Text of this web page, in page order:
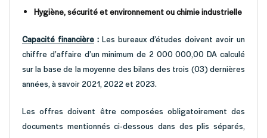
Hygiène, sécurité et environnement ou chimie industrielle
Capacité financière: Les bureaux d’études doivent avoir un
chiffre d’affaire d’un minimum de 2 000 000,00 DA calculé
sur la base de la moyenne des bilans des trois (03) dernières
années, à savoir 2021, 2022 et 2023.
Les offres doivent être composées obligatoirement des
documents mentionnés ci-dessous dans des plis séparés,